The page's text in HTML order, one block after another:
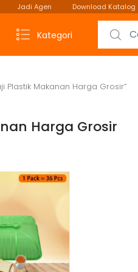
Jadi Agen Download Katalog
Kategori
Search for:
Plastik Makanan Harga Grosir”
Harga Grosir